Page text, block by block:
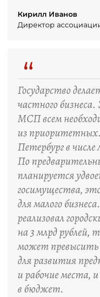
Кирилл Иванов
Директор
“
Государство
частного
МСП всем
из
Петербург в числе
По
планируется
госимущества,
для малого
реализовал
на 3 млрд рублей,
может превысить
для развития
и рабочие места,
в бюджет.